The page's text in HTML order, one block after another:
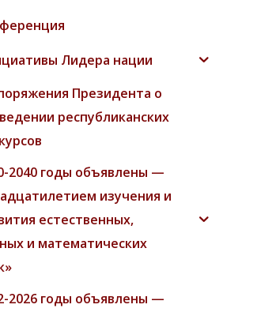
Лидера нации
Президента о
республиканских
2040 годы объявлены —
изучения и
естественных,
и математических
2026 годы объявлены —